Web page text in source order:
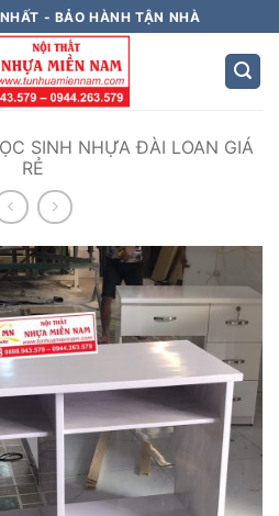
- BẢO HÀNH TẬN NHÀ
SINH NHỰA ĐÀI LOAN GIÁ
RẺ